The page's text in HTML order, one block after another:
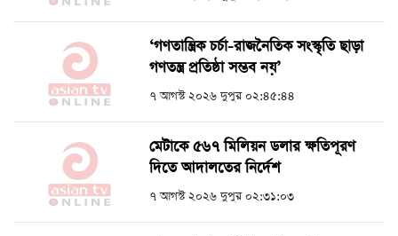
‘গণতান্ত্রিক চর্চা-রাজনৈতিক সংস্কৃতি ছাড়া
গণতন্ত্র প্রতিষ্ঠা সম্ভব নয়’
৭ আগস্ট ২০২৬ দুপুর ০২:৪৫:৪৪
মেটাকে ৫৬৭ মিলিয়ন ডলার ক্ষতিপূরণ
দিতে আদালতের নির্দেশ
৭ আগস্ট ২০২৬ দুপুর ০২:৩১:০৩